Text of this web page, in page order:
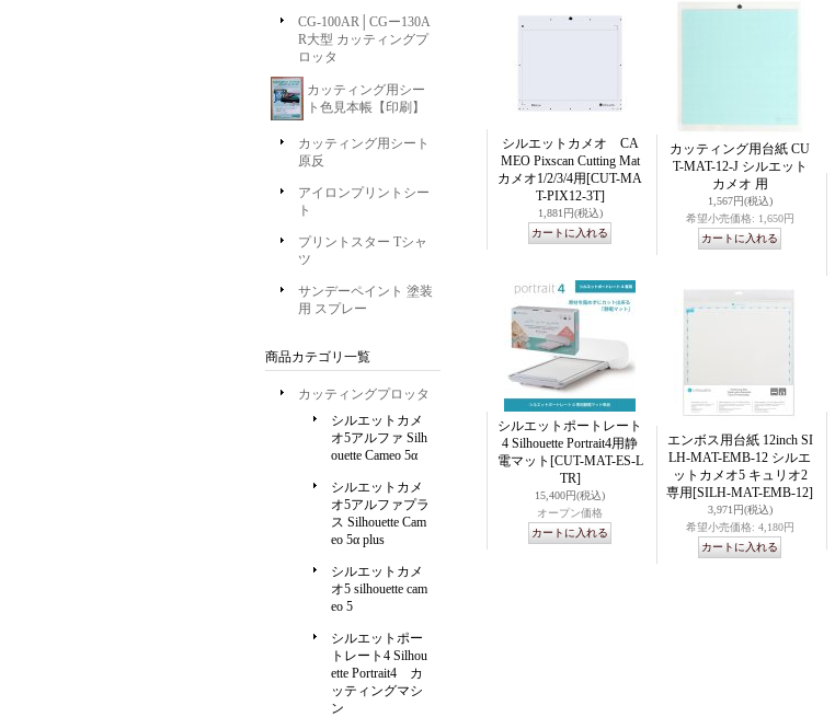
CG-100AR│CGー130A
R大型 カッティングプ
ロッタ
カッティング用シー
ト色見本帳【印刷】
カッティング用シート
原反
アイロンプリントシー
ト
プリントスター Tシャ
ツ
サンデーペイント 塗装
用 スプレー
商品カテゴリ一覧
カッティングプロッタ
シルエットカメ
オ5アルファ Silh
ouette Cameo 5α
シルエットカメ
オ5アルファプラ
ス Silhouette Cam
eo 5α plus
シルエットカメ
オ5 silhouette cam
eo 5
シルエットポー
トレート4 Silhou
ette Portrait4 カ
ッティングマシ
ン
シルエットカメオ CA
MEO Pixscan Cutting Mat
カメオ1/2/3/4用 [CUT-MA
T-PIX12-3T]
1,881円(税込)
カッティング用台紙 CU
T-MAT-12-J シルエット
カメオ 用
1,567円(税込)
希望小売価格: 1,650円
シルエットポートレート
4 Silhouette Portrait4用静
電マット [CUT-MAT-ES-L
TR]
15,400円(税込)
オープン価格
エンボス用台紙 12inch SI
LH-MAT-EMB-12 シルエ
ットカメオ5 キュリオ2
専用 [SILH-MAT-EMB-12]
3,971円(税込)
希望小売価格: 4,180円